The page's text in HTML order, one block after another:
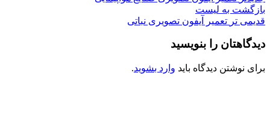
بازگشت به لیست
قدیمی تر تعمیر آیفون تصویری نباتی
دیدگاهتان را بنویسید
برای نوشتن دیدگاه باید وارد بشوید.